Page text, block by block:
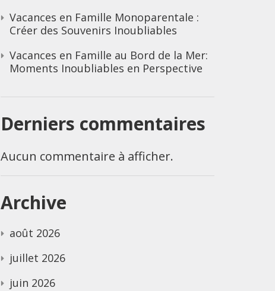
Vacances en Famille Monoparentale :
Créer des Souvenirs Inoubliables
Vacances en Famille au Bord de la Mer:
Moments Inoubliables en Perspective
Derniers commentaires
Aucun commentaire à afficher.
Archive
août 2026
juillet 2026
juin 2026